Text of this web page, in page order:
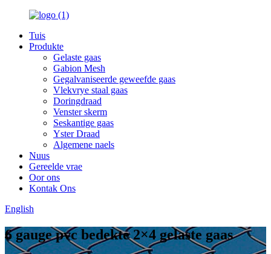
Tuis
Produkte
Gelaste gaas
Gabion Mesh
Gegalvaniseerde geweefde gaas
Vlekvrye staal gaas
Doringdraad
Venster skerm
Seskantige gaas
Yster Draad
Algemene naels
Nuus
Gereelde vrae
Oor ons
Kontak Ons
English
6 gauge pvc bedekte 2×4 gelaste gaas